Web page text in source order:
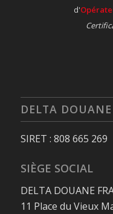
d'
DELTA
SIRET : 808 665 269
SIÈGE SOCIAL
DELTA DOUANE
11 Place du Vieux